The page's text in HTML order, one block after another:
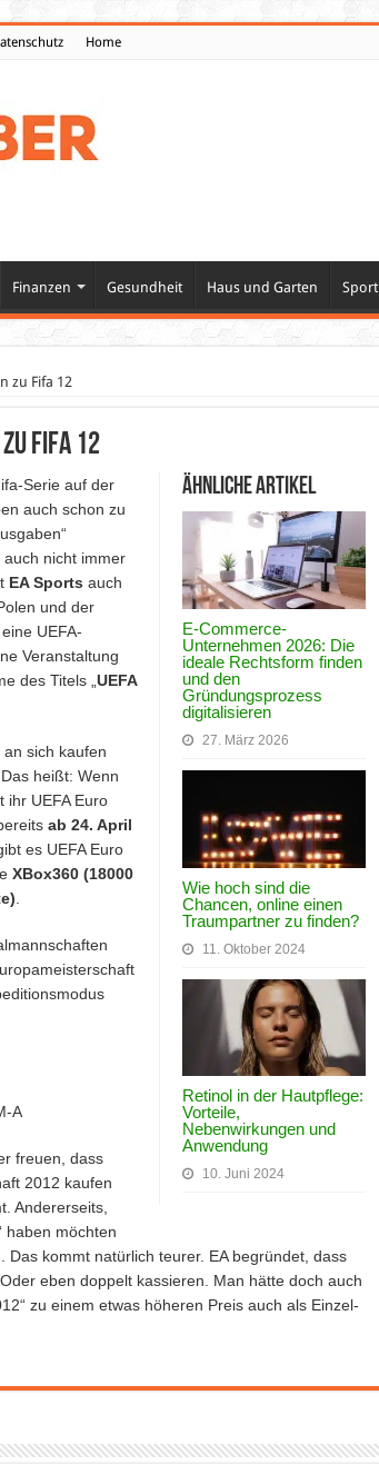
Home
Finanzen Gesundheit Haus und Garten Sport
zu Fifa 12
zu Fifa 12
Ähnliche Artikel
E-Commerce-
Unternehmen 2026: Die
ideale Rechtsform finden
und den
Gründungsprozess
digitalisieren
27. März 2026
Wie hoch sind die
Chancen, online einen
Traumpartner zu finden?
11. Oktober 2024
Retinol in der Hautpflege:
Vorteile,
Nebenwirkungen und
Anwendung
10. Juni 2024
Serie auf der
auch schon zu
nicht immer
EA Sports auch
und der
UEFA-
Veranstaltung
des Titels „ UEFA
sich kaufen
heißt: Wenn
ihr UEFA Euro
ab 24. April
es UEFA Euro
XBox360 (18000
A
freuen, dass
2012 kaufen
Andererseits,
haben möchten
kommt natürlich teurer. EA begründet, dass
eben doppelt kassieren. Man hätte doch auch
zu einem etwas höheren Preis auch als Einzel-